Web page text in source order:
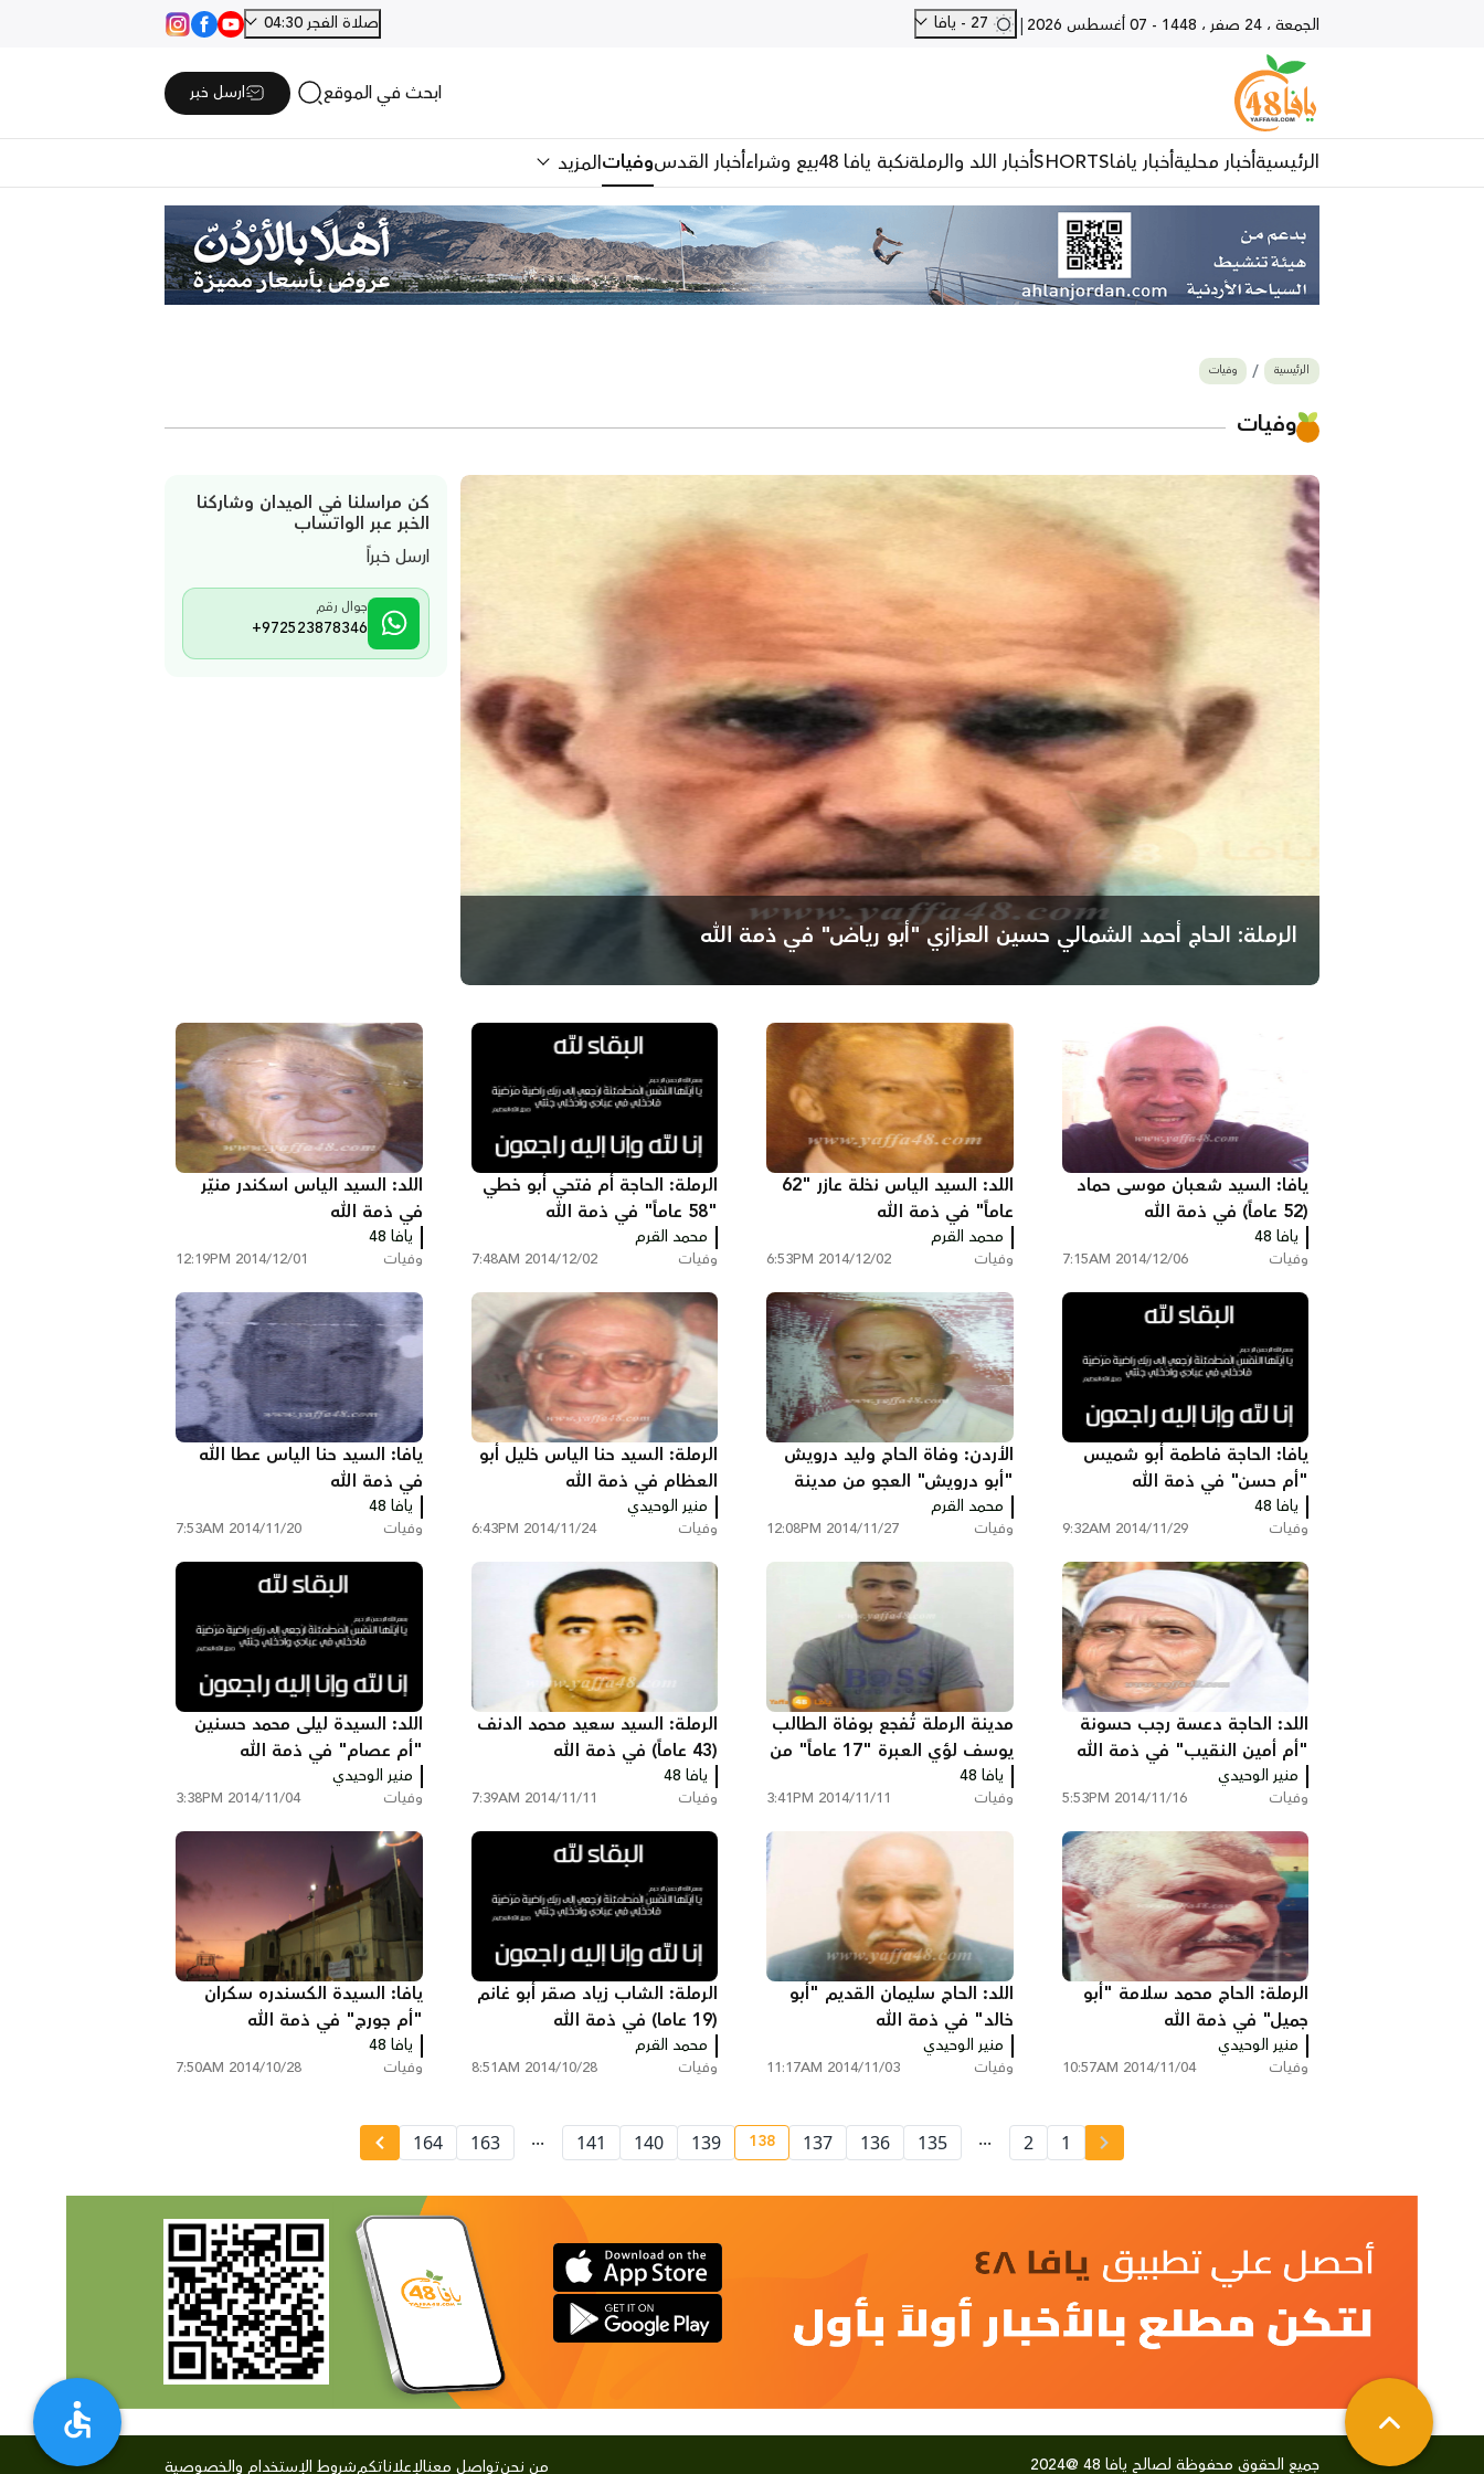
الجمعة ، 24 صفر ، 1448 - 07 أغسطس 2026 | صلاة الفجر 04:30
ابحث في الموقع ارسل خبر
الرئيسيةأخبار محليةأخبار يافاSHORTSأخبار اللد والرملةنكبة يافا 48 بيع وشراءأخبار القدسوفياتالمزيد
الرئيسية وفيات
وفيات
الرملة: الحاج أحمد الشمالي حسين العزازي "أبو رياض" في ذمة الله
كن مراسلنا في الميدان وشاركنا
الخبر عبر الواتساب
ارسل خبراً
جوال رقم
+972523878346
يافا: السيد شعبان موسى حماد
(52 عاماً) في ذمة الله
يافا 48
وفيات 2014/12/06 7:15AM
اللد: السيد الياس نخلة عازر "62
عاماً" في ذمة الله
محمد القرم
وفيات 2014/12/02 6:53PM
الرملة: الحاجة أم فتحي أبو خطي
"58 عاماً" في ذمة الله
محمد القرم
وفيات 2014/12/02 7:48AM
اللد: السيد الياس اسكندر منيّر
في ذمة الله
يافا 48
وفيات 2014/12/01 12:19PM
يافا: الحاجة فاطمة أبو شميس
"أم حسن" في ذمة الله
يافا 48
وفيات 2014/11/29 9:32AM
الأردن: وفاة الحاج وليد درويش
"أبو درويش" العجو من مدينة
الرملة
محمد القرم
وفيات 2014/11/27 12:08PM
الرملة: السيد حنا الياس خليل أبو
العظام في ذمة الله
منير الوحيدي
وفيات 2014/11/24 6:43PM
يافا: السيد حنا الياس عطا الله
في ذمة الله
يافا 48
وفيات 2014/11/20 7:53AM
اللد: الحاجة دعسة رجب حسونة
"أم أمين النقيب" في ذمة الله
منير الوحيدي
وفيات 2014/11/16 5:53PM
مدينة الرملة تُفجع بوفاة الطالب
يوسف لؤي العبرة "17 عاماً" من
مدرسة الهدى الأهلية
يافا 48
وفيات 2014/11/11 3:41PM
الرملة: السيد سعيد محمد الدنف
(43 عاماً) في ذمة الله
يافا 48
وفيات 2014/11/11 7:39AM
اللد: السيدة ليلى محمد حسنين
"أم عصام" في ذمة الله
منير الوحيدي
وفيات 2014/11/04 3:38PM
الرملة: الحاج محمد سلامة "أبو
جميل" في ذمة الله
منير الوحيدي
وفيات 2014/11/04 10:57AM
اللد: الحاج سليمان القديم "أبو
خالد" في ذمة الله
منير الوحيدي
وفيات 2014/11/03 11:17AM
الرملة: الشاب زياد صقر أبو غانم
(19 عاما) في ذمة الله
محمد القرم
وفيات 2014/10/28 8:51AM
يافا: السيدة الكسندره سكران
"أم جورج" في ذمة الله
يافا 48
وفيات 2014/10/28 7:50AM
1
2
...
135
136
137
current page number138
139
140
141
...
163
164
جميع الحقوق محفوظة لصالح يافا 48 @2024 من نحنتواصل معنالإعلاناتكمشروط الإستخدام والخصوصية